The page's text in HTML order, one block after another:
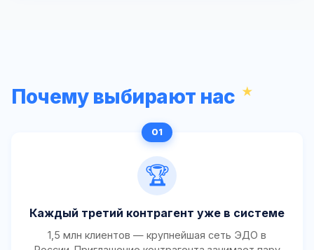
Почему выбирают нас
🏆
Каждый третий контрагент уже в системе
1,5 млн клиентов — крупнейшая сеть ЭДО в